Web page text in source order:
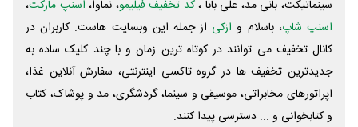
سینماتیکت، بانی مد، علی‌ بابا ،کد تخفیف فیلیمو، نماوا، اسنپ مارکت،
اسنپ شاپ، باسلام و ازکی از جمله این وبسایت ‌هاست. کاربران در
کانال تخفیف می توانند در کوتاه ترین زمان و با چند کلیک ساده به
جدیدترین تخفیف ها در گروه تاکسی اینترنتی، سفارش آنلاین غذا،
اپراتورهای مخابراتی، موسیقی و سینما، گردشگری، مد و پوشاک، کتاب
و کتابخوانی و ... دسترسی پیدا کنند.